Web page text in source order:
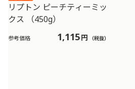
リプトン ピーチティーミッ
クス （450g）
参考価格 1,115円 （税抜）